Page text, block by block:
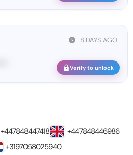
8 DAYS AGO
Verify to unlock
+447848447418
+447848446986
+3197058025940